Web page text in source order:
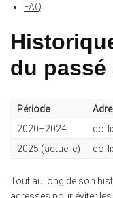
FAQ
du passé
Période
2020–2024
2025 (actuelle)
Tout au long de son